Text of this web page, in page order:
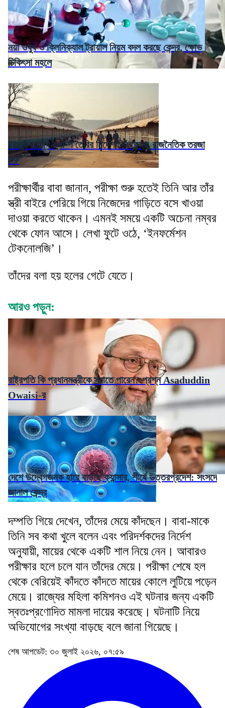
নয়া ওষুধ ও ক্লিনিক্যাল ট্রায়াল নিয়ম বদল করছে কেন্দ্র, ক্ষোভ
চিকিৎসা মহলে
রাজ্যে রাজ্যে ক্যাম্প তৈরির নির্দেশ দিল কেন্দ্র, রাজনৈতিক তরজা
শুরু
পরীক্ষার্থীর বাবা জানান, পরীক্ষা শুরু হতেই তিনি আর তাঁর
স্ত্রী বাইরে পেরিয়ে গিয়ে নিজেদের গাড়িতে বসে খাওয়া
দাওয়া করতে থাকেন। এমনই সময়ে একটি অচেনা নম্বর
থেকে ফোন আসে। লেখা ফুটে ওঠে, ‘ইনফর্মেশন
টেকনোলজি’।
তাঁদের বলা হয় হলের গেটে যেতে।
আরও পড়ুন:
রাষ্ট্রপতি কি প্রধানমন্ত্রীকে সরাতে পারেন? প্রশ্ন Asaduddin
Owaisi-র
দেশে উদ্বেগজনক হারে বাড়ছে ক্যান্সার, শীর্ষে উত্তরপ্রদেশ: সংসদে
জানাল কেন্দ্র
দম্পতি গিয়ে দেখেন, তাঁদের মেয়ে কাঁদছেন। বাবা-মাকে
তিনি সব কথা খুলে বলেন এবং পরিদর্শকদের নির্দেশ
অনুযায়ী, মায়ের থেকে একটি শাল নিয়ে নেন। আবারও
পরীক্ষার হলে চলে যান তাঁদের মেয়ে। পরীক্ষা শেষে হল
থেকে বেরিয়েই কাঁদতে কাঁদতে মায়ের কোলে লুটিয়ে পড়েন
মেয়ে। রাজ্যের মহিলা কমিশনও এই ঘটনার জন্য একটি
স্বতঃপ্রণোদিত মামলা দায়ের করেছে। ঘটনাটি নিয়ে
অভিযোগের সংখ্যা বাড়ছে বলে জানা গিয়েছে।
শেষ আপডেট: ৩০ জুলাই ২০২৬, ০৭:৫৯